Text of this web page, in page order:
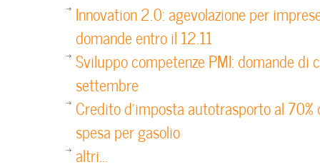
Innovation 2.0: agevolazione per
domande entro il 12.11
Sviluppo competenze PMI: domande di
settembre
Credito d’imposta autotrasporto al
spesa per gasolio
altri...